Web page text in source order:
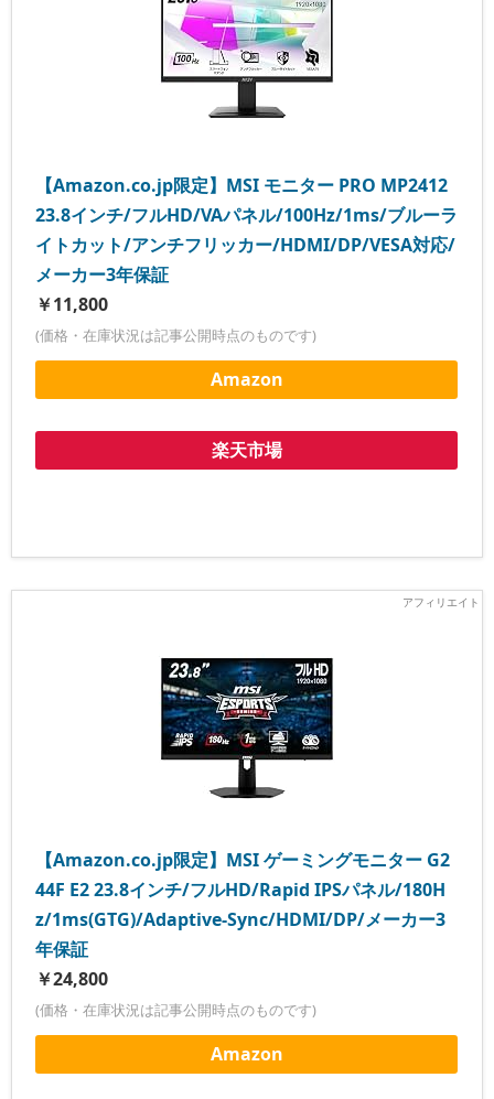
【Amazon.co.jp限定】MSI モニター PRO MP2412
23.8インチ/フルHD/VAパネル/100Hz/1ms/ブルーラ
イトカット/アンチフリッカー/HDMI/DP/VESA対応/
メーカー3年保証
￥11,800
(価格・在庫状況は記事公開時点のものです)
Amazon
楽天市場
【Amazon.co.jp限定】MSI ゲーミングモニター G2
44F E2 23.8インチ/フルHD/Rapid IPSパネル/180H
z/1ms(GTG)/Adaptive-Sync/HDMI/DP/メーカー3
年保証
￥24,800
(価格・在庫状況は記事公開時点のものです)
Amazon